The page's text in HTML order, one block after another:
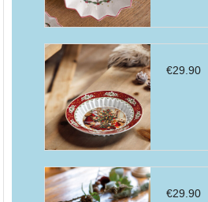
€29.90
€29.90